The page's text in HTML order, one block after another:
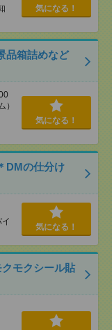
気になる！
品箱詰めなど
気になる！
DMの仕分け
気になる！
モクシール貼